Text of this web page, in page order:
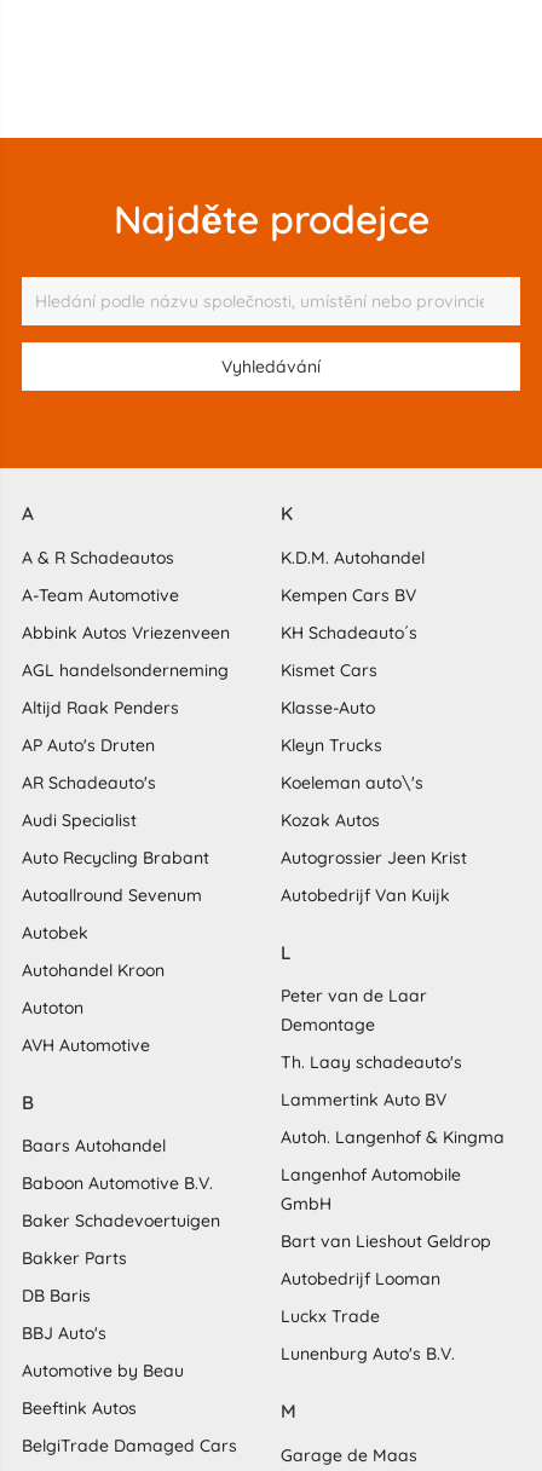
Najděte prodejce
A
A & R Schadeautos
A-Team Automotive
Abbink Autos Vriezenveen
AGL handelsonderneming
Altijd Raak Penders
AP Auto's Druten
AR Schadeauto's
Audi Specialist
Auto Recycling Brabant
Autoallround Sevenum
Autobek
Autohandel Kroon
Autoton
AVH Automotive
B
Baars Autohandel
Baboon Automotive B.V.
Baker Schadevoertuigen
Bakker Parts
DB Baris
BBJ Auto's
Automotive by Beau
Beeftink Autos
BelgiTrade Damaged Cars
K
K.D.M. Autohandel
Kempen Cars BV
KH Schadeauto´s
Kismet Cars
Klasse-Auto
Kleyn Trucks
Koeleman auto\'s
Kozak Autos
Autogrossier Jeen Krist
Autobedrijf Van Kuijk
L
Peter van de Laar
Demontage
Th. Laay schadeauto's
Lammertink Auto BV
Autoh. Langenhof & Kingma
Langenhof Automobile
GmbH
Bart van Lieshout Geldrop
Autobedrijf Looman
Luckx Trade
Lunenburg Auto's B.V.
M
Garage de Maas